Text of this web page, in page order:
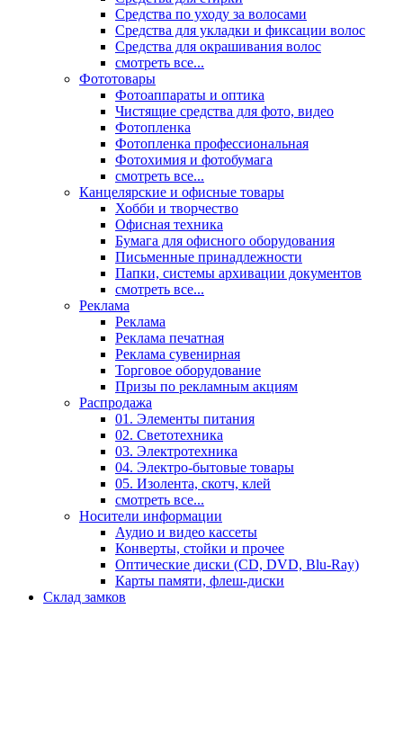
Средства по уходу за волосами
Средства для укладки и фиксации волос
Средства для окрашивания волос
смотреть все...
Фототовары
Фотоаппараты и оптика
Чистящие средства для фото, видео
Фотопленка
Фотопленка профессиональная
Фотохимия и фотобумага
смотреть все...
Канцелярские и офисные товары
Хобби и творчество
Офисная техника
Бумага для офисного оборудования
Письменные принадлежности
Папки, системы архивации документов
смотреть все...
Реклама
Реклама
Реклама печатная
Реклама сувенирная
Торговое оборудование
Призы по рекламным акциям
Распродажа
01. Элементы питания
02. Светотехника
03. Электротехника
04. Электро-бытовые товары
05. Изолента, скотч, клей
смотреть все...
Носители информации
Аудио и видео кассеты
Конверты, стойки и прочее
Оптические диски (CD, DVD, Blu-Ray)
Карты памяти, флеш-диски
Склад замков